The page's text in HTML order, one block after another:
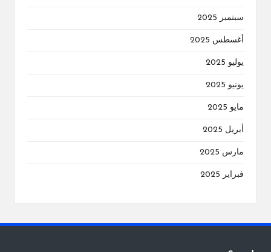
سبتمبر 2025
أغسطس 2025
يوليو 2025
يونيو 2025
مايو 2025
أبريل 2025
مارس 2025
فبراير 2025